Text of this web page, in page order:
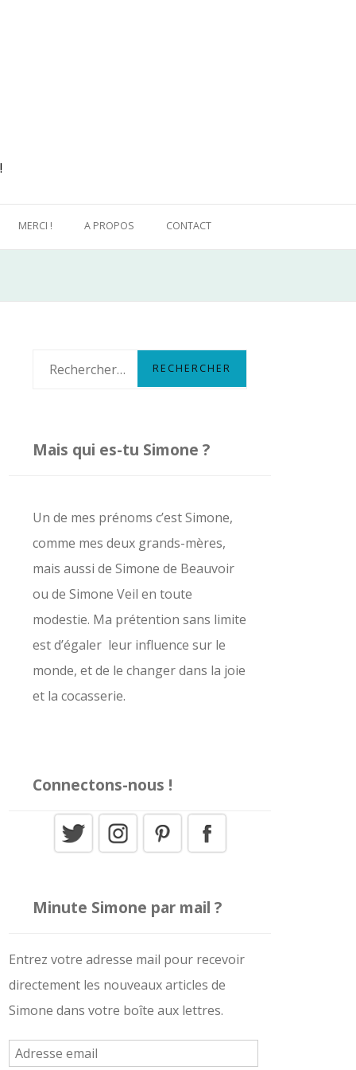
MERCI ! A PROPOS CONTACT
c
h
e
r
:
Mais qui es-tu Simone ?
Un de mes prénoms c’est Simone,
comme mes deux grands-mères,
mais aussi de Simone de Beauvoir
ou de Simone Veil en toute
modestie. Ma prétention sans limite
est d’égaler leur influence sur le
monde, et de le changer dans la joie
et la cocasserie.
Connectons-nous !
Minute Simone par mail ?
Entrez votre adresse mail pour recevoir
directement les nouveaux articles de
Simone dans votre boîte aux lettres.